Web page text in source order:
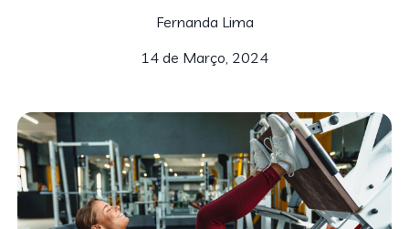
Fernanda Lima
14 de Março, 2024